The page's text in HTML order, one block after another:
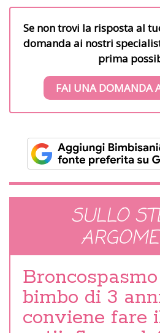
Se non trovi la risposta al
domanda ai nostri
prima
FAI UNA DOMANDA
SULLO
bimbo di 3
conviene fare